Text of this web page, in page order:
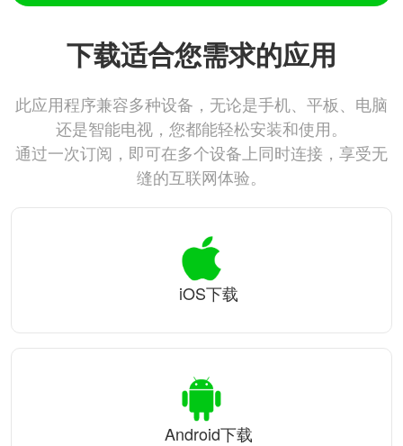
下载适合您需求的应用
此应用程序兼容多种设备，无论是手机、平板、电脑
还是智能电视，您都能轻松安装和使用。
通过一次订阅，即可在多个设备上同时连接，享受无
缝的互联网体验。
iOS下载
Android下载